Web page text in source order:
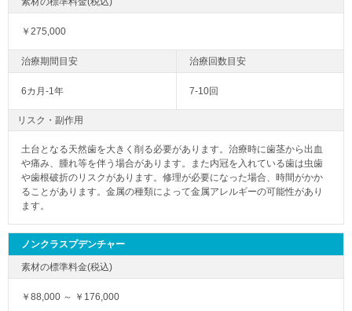
￥275,000
6カ月-1年 7-10回
リスク・副作用
土台となる天然歯を大きく削る必要があります。治療時に歯茎から出血
や痛み、腫れ等を伴う場合があります。また内冠を入れている歯は虫歯
や歯根破折のリスクがあります。修理が必要になった場合、時間がかか
ることがあります。金属の種類によって金属アレルギーの可能性があり
ます。
ノンクラスプデンチャー
￥88,000 ～ ￥176,000